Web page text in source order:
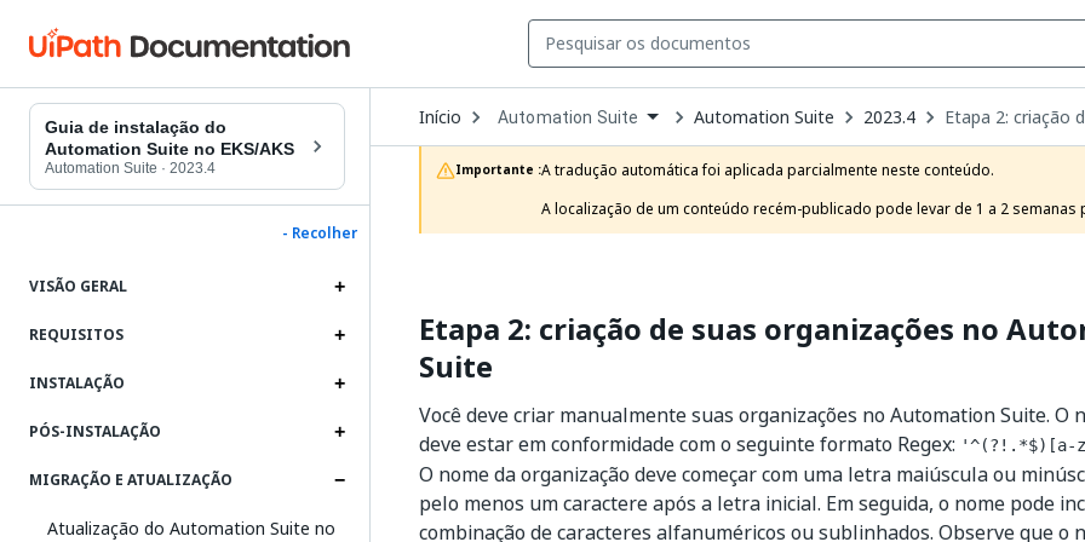
Guia de instalação do
Automation Suite no EKS/AKS
Automation Suite · 2023.4
- Recolher
VISÃO GERAL
REQUISITOS
INSTALAÇÃO
PÓS-INSTALAÇÃO
MIGRAÇÃO E ATUALIZAÇÃO
Atualização do Automation Suite no
Início Open
Dropdown
to
choose
product
Automation Suite Automation Suite 2023.4 Etapa 2: criação
Importante :A tradução automática foi aplicada parcialmente neste conteúdo.
A localização de um conteúdo recém-publicado pode levar de 1 a 2
Etapa 2: criação de suas organizações no
Suite
Você deve criar manualmente suas organizações no Automation Suite. O
deve estar em conformidade com o seguinte formato Regex: '^(?!.*$)[a-
O nome da organização deve começar com uma letra maiúscula ou
pelo menos um caractere após a letra inicial. Em seguida, o nome pode
combinação de caracteres alfanuméricos ou sublinhados. Observe que o